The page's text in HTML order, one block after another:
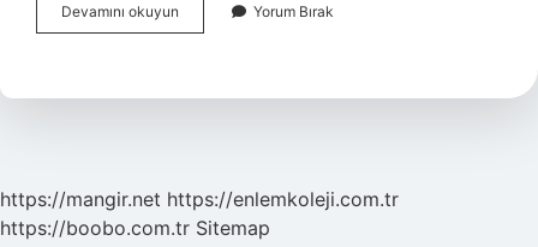
Devamını okuyun Güneşte
Yandıktan
Sürülür
Yorum Bırak
https://mangir.net https://enlemkoleji.com.tr
https://boobo.com.tr Sitemap